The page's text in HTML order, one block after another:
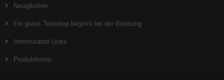
Neuigkeiten
Ein gutes Teleskop beginnt bei der Beratung
Interessante Links
Produktlisten